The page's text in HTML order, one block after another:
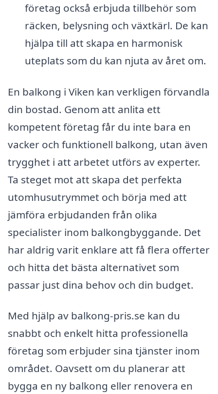
företag också erbjuda tillbehör som
räcken, belysning och växtkärl. De kan
hjälpa till att skapa en harmonisk
uteplats som du kan njuta av året om.
En balkong i Viken kan verkligen förvandla
din bostad. Genom att anlita ett
kompetent företag får du inte bara en
vacker och funktionell balkong, utan även
trygghet i att arbetet utförs av experter.
Ta steget mot att skapa det perfekta
utomhusutrymmet och börja med att
jämföra erbjudanden från olika
specialister inom balkongbyggande. Det
har aldrig varit enklare att få flera offerter
och hitta det bästa alternativet som
passar just dina behov och din budget.
Med hjälp av balkong-pris.se kan du
snabbt och enkelt hitta professionella
företag som erbjuder sina tjänster inom
området. Oavsett om du planerar att
bygga en ny balkong eller renovera en